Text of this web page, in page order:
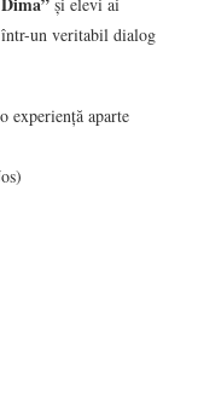
un veritabil dialog
experiență aparte